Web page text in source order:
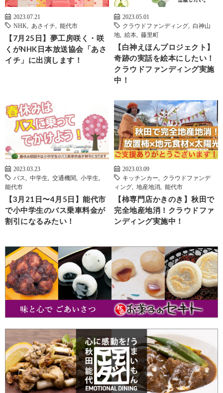
2023.07.21
NHK
あさイチ 能代市
【7月25日】夢工房咲く・咲
くがNHK日本放送協会「あさ
イチ」に出演します！
2023.05.01
クラウドファンディング
白神山
地
絵本 藤里町
【白神えほんプロジェクト】
奇跡の実話を絵本にしたい！
クラウドファンディング実施
中！
2023.03.23
バス
中学生 交通機関 小学生
能代市
【3月21日〜4月5日】能代市
で小中学生のバス乗車料金が
割引になるみたい！
2023.03.09
キッチンカー
クラウドファンデ
ィング
地産地消 能代市
【柿専門店かきのき】秋田で
完全地産地消！クラウドファ
ンディング実施中！